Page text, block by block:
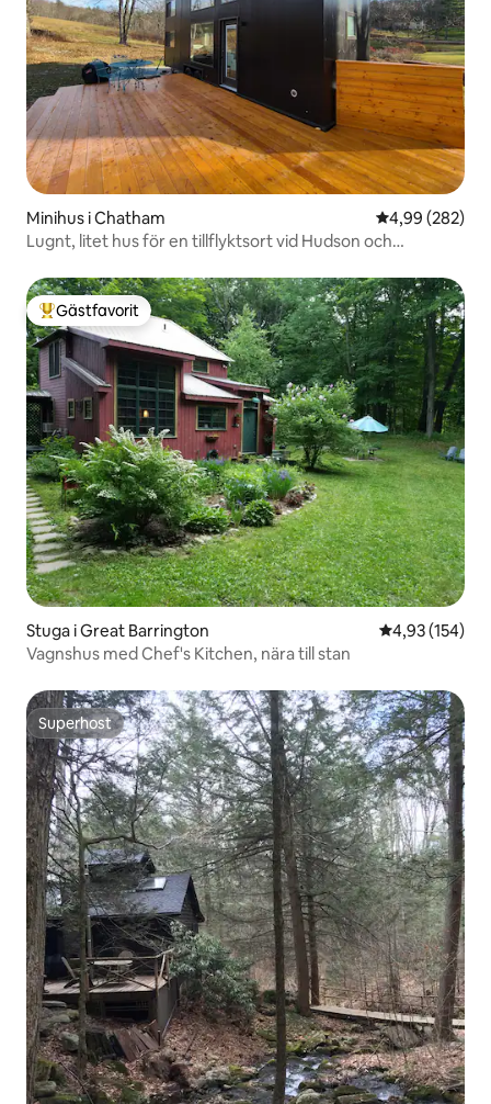
Minihus i Chatham 4,99 av 5 i
4,99 (282)
Lugnt, litet hus för en tillflyktsort vid Hudson och
Populär gästfavorit
Gästfavorit
Stuga i Great Barrington 4,93 av 5 i
4,93 (154)
Vagnshus med Chef's Kitchen, nära till stan
Superhost
Superhost